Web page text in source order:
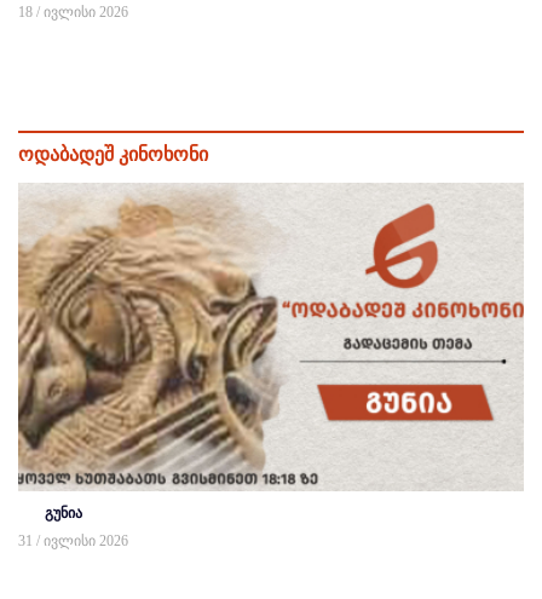
18 / ივლისი 2026
ოდაბადეშ კინოხონი
გუნია
31 / ივლისი 2026